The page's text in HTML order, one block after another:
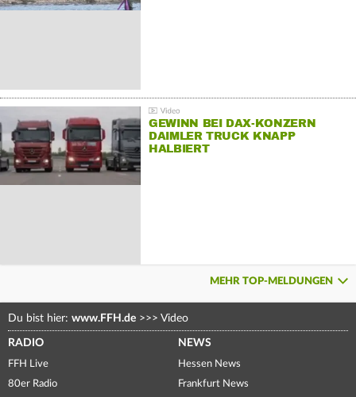
GEWINN BEI DAX-KONZERN
DAIMLER TRUCK KNAPP
HALBIERT
MEHR TOP-MELDUNGEN
Du bist hier: www.FFH.de >>> Video
RADIO
FFH Live
80er Radio
NEWS
Hessen News
Frankfurt News